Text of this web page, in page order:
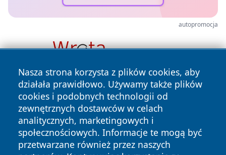
autopromocja
Nasza strona korzysta z plików cookies, aby
działała prawidłowo. Używamy także plików
cookies i podobnych technologii od
zewnętrznych dostawców w celach
analitycznych, marketingowych i
społecznościowych. Informacje te mogą być
przetwarzane również przez naszych